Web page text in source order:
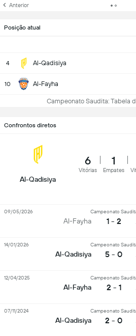
Anterior
Posição atual
4 Al-Qadisiya
10 Al-Fayha
Campeonato Saudita: Tabela
Confrontos diretos
Al-Qadisiya
6
Vitórias
1
Empates
Al-Fayha
Campeonato
1 - 2
09/05/2026
Al-Qadisiya
Campeonato
5 - 0
14/01/2026
Al-Fayha
Campeonato
2 - 1
12/04/2025
Al-Qadisiya
Campeonato
2 - 0
07/11/2024